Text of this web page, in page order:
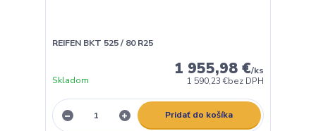
REIFEN BKT 525 / 80 R25
1 955,98 €/ks
1 590,23 €bez DPH
Skladom
Pridať do košíka